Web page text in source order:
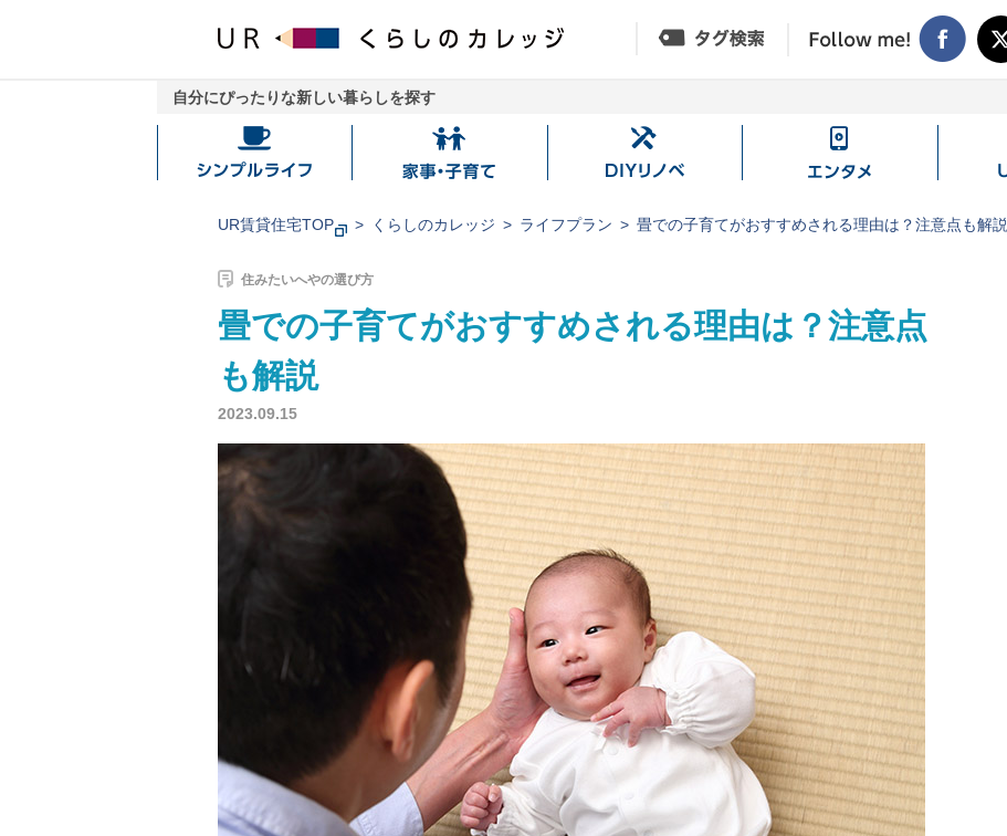
自分にぴったりな新しい暮らしを探す
シ
プ
フ
家
子
DIY
ノ
エ
タ
UR賃貸住宅TOP くらしのカレッジ ライフプラン 畳での子育てがおすすめされる理由は？注意点も解説
住みたいへやの選び方
畳での子育てがおすすめされる理由は？注意点
も解説
2023.09.15